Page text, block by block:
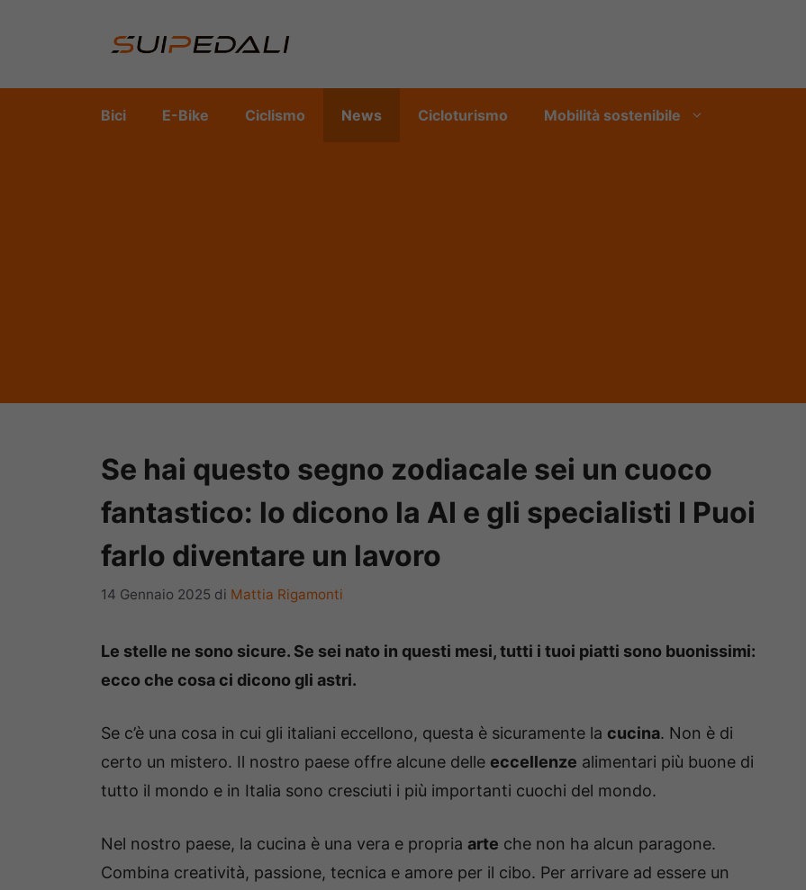
Bici E-Bike Ciclismo News Cicloturismo Mobilità sostenibile
Se hai questo segno zodiacale sei un cuoco
fantastico: lo dicono la AI e gli specialisti I Puoi
farlo diventare un lavoro
14 Gennaio 2025 di Mattia Rigamonti
Le stelle ne sono sicure. Se sei nato in questi mesi, tutti i tuoi piatti sono buonissimi:
ecco che cosa ci dicono gli astri.
Se c’è una cosa in cui gli italiani eccellono, questa è sicuramente la cucina. Non è di
certo un mistero. Il nostro paese offre alcune delle eccellenze alimentari più buone di
tutto il mondo e in Italia sono cresciuti i più importanti cuochi del mondo.
Nel nostro paese, la cucina è una vera e propria arte che non ha alcun paragone.
Combina creatività, passione, tecnica e amore per il cibo. Per arrivare ad essere un